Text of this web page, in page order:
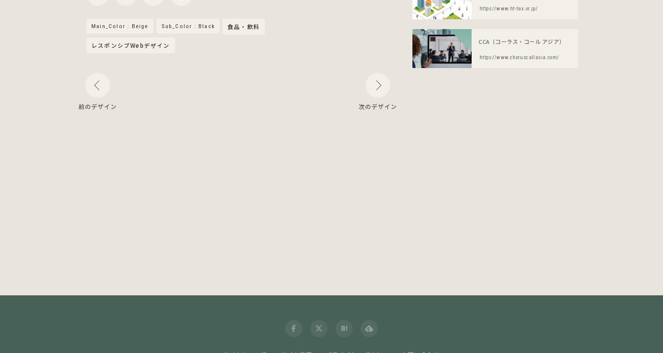
Main_Color : Beige Sub_Color : Black 食品・飲料
レスポンシブWebデザイン
https://www.ht-tax.or.jp/
CCA（コーラス・コール アジア）
https://www.choruscallasia.com/